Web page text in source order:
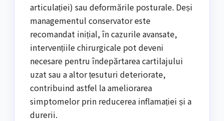
articulației) sau deformările posturale. Deși
managementul conservator este
recomandat inițial, în cazurile avansate,
intervențiile chirurgicale pot deveni
necesare pentru îndepărtarea cartilajului
uzat sau a altor țesuturi deteriorate,
contribuind astfel la ameliorarea
simptomelor prin reducerea inflamației și a
durerii.